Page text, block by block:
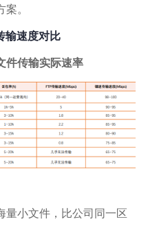
。
输速度对比
件传输实际速率
量小文件，比公司同一区